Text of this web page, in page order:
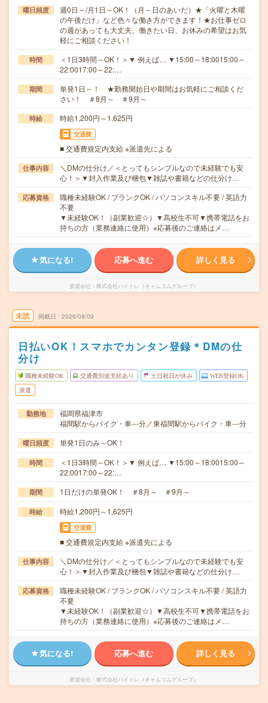
曜日頻度
週0日～/月1日～OK！（月～日のあいだ）★「火曜と木曜
の午後だけ」など色々な働き方ができます！★お仕事ゼロ
の週があっても大丈夫。働きたい日、お休みの希望はお気
軽にご相談ください！
時間
＜1日3時間～OK！＞▼ 例えば… ▼15:00～18:0015:00～
22:0017:00～22:…
期間
単発1日～！ ★勤務開始日や期間はお気軽にご相談くだ
さい！ ＃8月～ ＃9月～
時給 時給1,200円～1,625円
交通費
■ 交通費規定内支給 ※派遣先による
仕事内容
＼DMの仕分け／＜とってもシンプルなので未経験でも安
心！＞▼封入作業及び梱包▼雑誌や書籍などの仕分け…
応募資格
職種未経験OK / ブランクOK / パソコンスキル不要 / 英語力
不要
▼未経験OK！（副業歓迎☆）▼高校生不可▼携帯電話をお
持ちの方（業務連絡に使用）※応募後のご連絡はメ…
気になる! 応募へ進む 詳しく見る
派遣会社 株式会社バイトレ（キャムコムグループ）
未読 掲載日 2026/08/09
日払いOK！スマホでカンタン登録＊DMの仕
分け
職種未経験OK 交通費別途支給あり 土日祝日が休み WEB登録OK
派遣
勤務地
福岡県福津市
福間駅からバイク・車---分／東福間駅からバイク・車---分
曜日頻度 単発1日のみ～OK！
時間
＜1日3時間～OK！＞▼ 例えば… ▼15:00～18:0015:00～
22:0017:00～22:…
期間 1日だけの単発OK！ ＃8月～ ＃9月～
時給 時給1,200円～1,625円
交通費
■ 交通費規定内支給 ※派遣先による
仕事内容
＼DMの仕分け／＜とってもシンプルなので未経験でも安
心！＞▼封入作業及び梱包▼雑誌や書籍などの仕分け…
応募資格
職種未経験OK / ブランクOK / パソコンスキル不要 / 英語力
不要
▼未経験OK！（副業歓迎☆）▼高校生不可▼携帯電話をお
持ちの方（業務連絡に使用）※応募後のご連絡はメ…
気になる! 応募へ進む 詳しく見る
派遣会社 株式会社バイトレ（キャムコムグループ）